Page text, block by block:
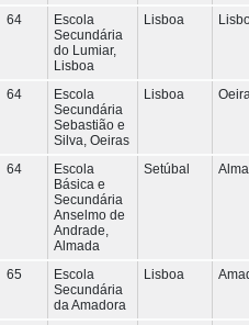
64
Escola
Secundária
do Lumiar,
Lisboa
Lisboa
64
Escola
Secundária
Sebastião e
Silva, Oeiras
Lisboa
64
Escola
Básica e
Secundária
Anselmo de
Andrade,
Almada
Setúbal
65
Escola
Secundária
da Amadora
Lisboa